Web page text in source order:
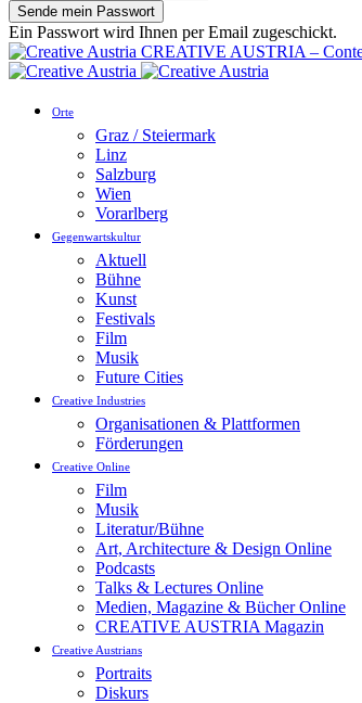
Ein Passwort wird Ihnen per Email zugeschickt.
CREATIVE AUSTRIA –
Orte
Graz / Steiermark
Linz
Salzburg
Wien
Vorarlberg
Gegenwartskultur
Aktuell
Bühne
Kunst
Festivals
Film
Musik
Future Cities
Creative Industries
Organisationen & Plattformen
Förderungen
Creative Online
Film
Musik
Literatur/Bühne
Art, Architecture & Design Online
Podcasts
Talks & Lectures Online
Medien, Magazine & Bücher Online
CREATIVE AUSTRIA Magazin
Creative Austrians
Portraits
Diskurs